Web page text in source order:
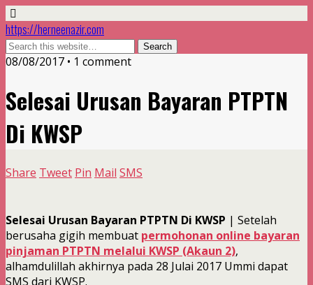
https://herneenazir.com
08/08/2017 • 1 comment
Selesai Urusan Bayaran PTPTN
Di KWSP
Share Tweet Pin Mail SMS
Selesai Urusan Bayaran PTPTN Di KWSP | Setelah
berusaha gigih membuat permohonan online bayaran
pinjaman PTPTN melalui KWSP (Akaun 2),
alhamdulillah akhirnya pada 28 Julai 2017 Ummi dapat
SMS dari KWSP.